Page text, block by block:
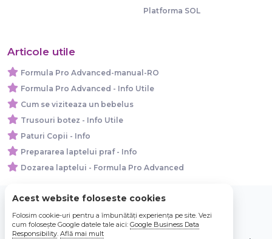
Platforma SOL
Articole utile
Formula Pro Advanced-manual-RO
Formula Pro Advanced - Info Utile
Cum se viziteaza un bebelus
Trusouri botez - Info Utile
Paturi Copii - Info
Prepararea laptelui praf - Info
Dozarea laptelui - Formula Pro Advanced
© 2026 Bebe Nou Online Store SRL
Acest website foloseste cookies
Folosim cookie-uri pentru a îmbunătăți experiența pe site. Vezi
cum folosește Google datele tale aici: Google Business Data
Responsibility. Află mai mult